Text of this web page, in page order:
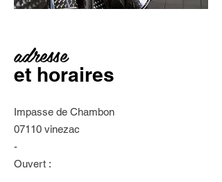
et horaires
adresse
Impasse de Chambon
07110 vinezac
-
Ouvert :